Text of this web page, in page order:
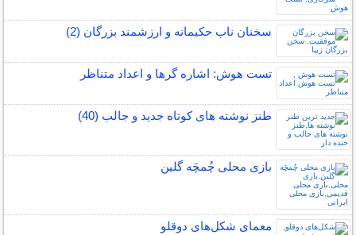
سخنان ناب حکیمانه و ارزشمند بزرگان (2)
تست هوش: اشاره گرها و اعداد متناظر
طنز نوشته های کوتاه جدید و جالب (40)
بازی محلی چُمچَه گلین
معمای شکل‌های دوقلو